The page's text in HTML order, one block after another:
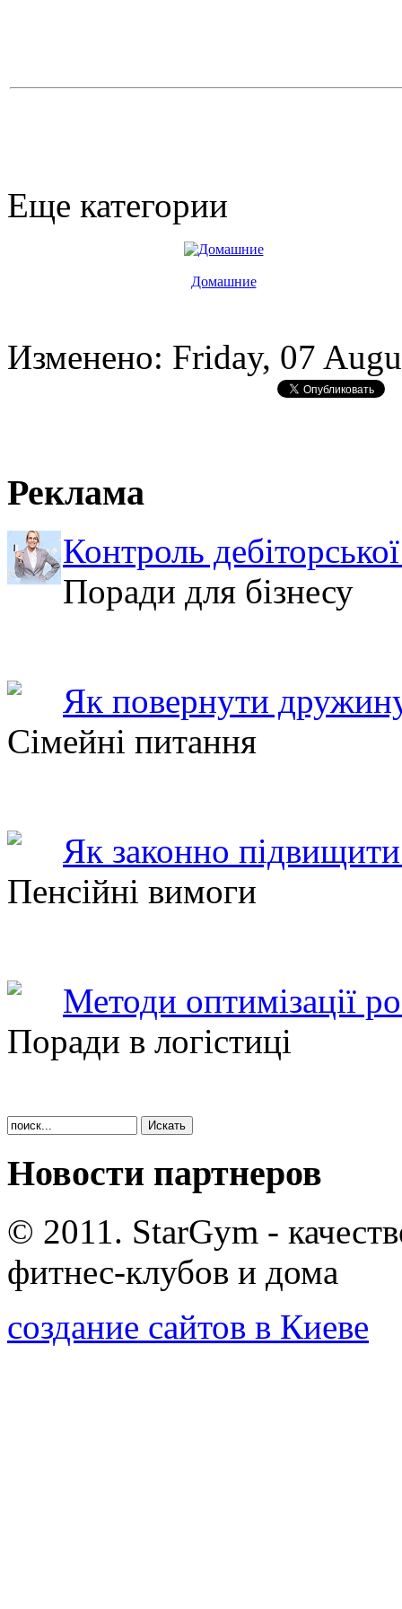
Еще категории
Домашние
Изменено: Friday, 07
Реклама
Контроль
Поради для бізнесу
Як повернути
Сімейні питання
Як законно підвищити
Пенсійні вимоги
Методи оптимізації
Поради в логістиці
Новости партнеров
© 2011. StarGym -
фитнес-клубов и дома
создание сайтов в Киеве